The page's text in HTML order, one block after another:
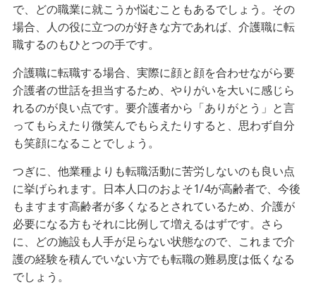
で、どの職業に就こうか悩むこともあるでしょう。その
場合、人の役に立つのが好きな方であれば、介護職に転
職するのもひとつの手です。
介護職に転職する場合、実際に顔と顔を合わせながら要
介護者の世話を担当するため、やりがいを大いに感じら
れるのが良い点です。要介護者から「ありがとう」と言
ってもらえたり微笑んでもらえたりすると、思わず自分
も笑顔になることでしょう。
つぎに、他業種よりも転職活動に苦労しないのも良い点
に挙げられます。日本人口のおよそ1/4が高齢者で、今後
もますます高齢者が多くなるとされているため、介護が
必要になる方もそれに比例して増えるはずです。さら
に、どの施設も人手が足らない状態なので、これまで介
護の経験を積んでいない方でも転職の難易度は低くなる
でしょう。